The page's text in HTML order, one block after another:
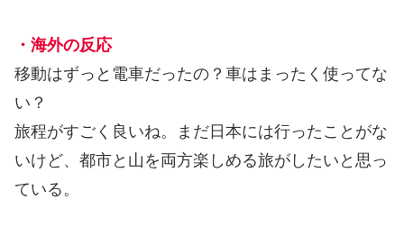
・海外の反応
移動はずっと電車だったの？車はまったく使ってな
い？
旅程がすごく良いね。まだ日本には行ったことがな
いけど、都市と山を両方楽しめる旅がしたいと思っ
ている。